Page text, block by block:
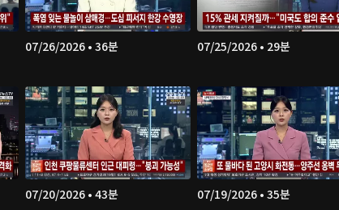
07/26/2026 • 36분 07/25/2026 • 29분
07/20/2026 • 43분 07/19/2026 • 35분